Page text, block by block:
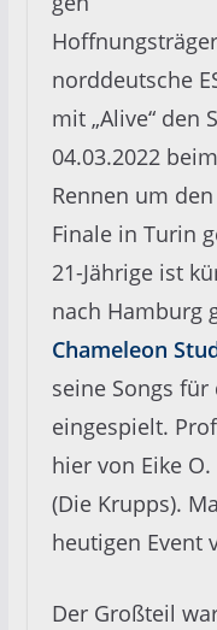
Hoffnungsträger
norddeutsche
mit „Alive“ den
04.03.2022
Rennen um
Finale in Turin
21-Jährige ist
nach Hamburg
Chameleon
seine Songs für
eingespielt.
hier von Eike
(Die Krupps).
heutigen Event
Der Großteil